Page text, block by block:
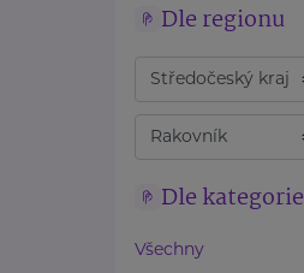
Dle regionu
Dle kategorie
Všechny